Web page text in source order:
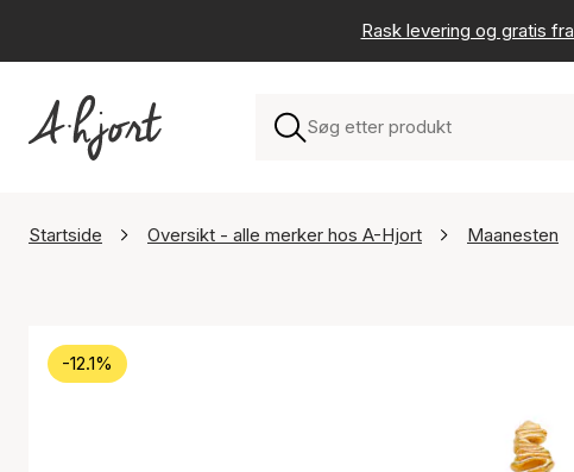
Rask levering og gratis
Startside Oversikt - alle merker hos A-Hjort Maanesten
-12.1%